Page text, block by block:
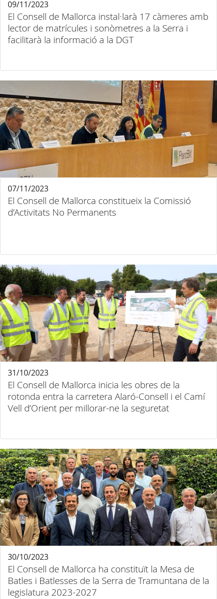
El Consell de Mallorca instal·larà 17 càmeres amb
lector de matrícules i sonòmetres a la Serra i
facilitarà la informació a la DGT
09/11/2023
El Consell de Mallorca constitueix la Comissió
d’Activitats No Permanents
07/11/2023
El Consell de Mallorca inicia les obres de la
rotonda entra la carretera Alaró-Consell i el Camí
Vell d’Orient per millorar-ne la seguretat
31/10/2023
El Consell de Mallorca ha constituït la Mesa de
Batles i Batlesses de la Serra de Tramuntana de la
legislatura 2023-2027
30/10/2023